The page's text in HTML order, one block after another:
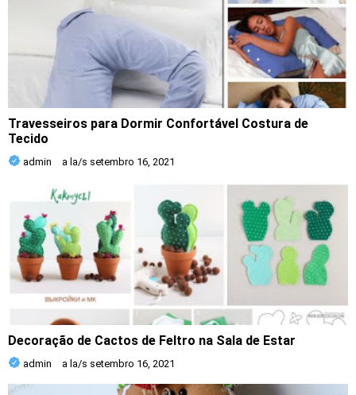
Travesseiros para Dormir Confortável Costura de
Tecido
admin a la/s setembro 16, 2021
Decoração de Cactos de Feltro na Sala de Estar
admin a la/s setembro 16, 2021